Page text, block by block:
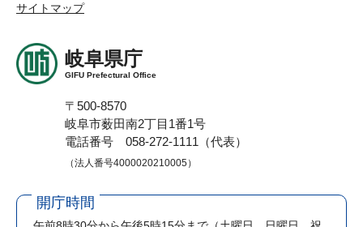
サイトマップ
岐阜県庁
GIFU Prefectural Office
〒500-8570
岐阜市薮田南2丁目1番1号
電話番号 058-272-1111（代表）
（法人番号4000020210005）
開庁時間